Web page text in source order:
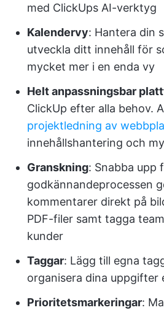
med ClickUps AI-verktyg
Kalendervy: Hantera din
utveckla ditt innehåll för
mycket mer i en enda vy
Helt anpassningsbar
ClickUp efter alla behov.
projektledning av
innehållshantering och
Granskning: Snabba upp
godkännandeprocessen
kommentarer direkt på
PDF-filer samt tagga
kunder
Taggar: Lägg till egna
organisera dina uppgifter
Prioritetsmarkeringar: